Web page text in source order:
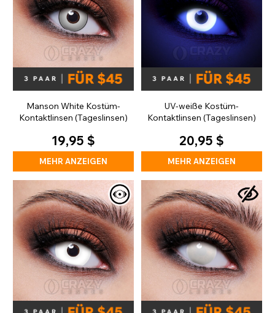
Manson White Kostüm-
Kontaktlinsen (Tageslinsen)
19,95 $
MEHR ANZEIGEN
UV-weiße Kostüm-
Kontaktlinsen (Tageslinsen)
20,95 $
MEHR ANZEIGEN